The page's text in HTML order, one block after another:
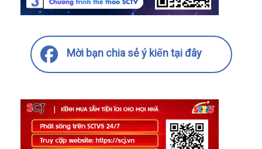
Mời bạn chia sẻ ý kiến tại đây